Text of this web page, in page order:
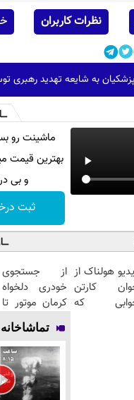
نظرات کاربران
به شایعه تهدید رهبری
ماشینت رو
بهترین قیمت
و بی
ثبت
هولناک از
کارتن
که
از جستجوی
خودری دلخواه
کرمان موتور تا
فروش آن،
ساده، بی
واسطه و
مستقیم
تماشاخانه